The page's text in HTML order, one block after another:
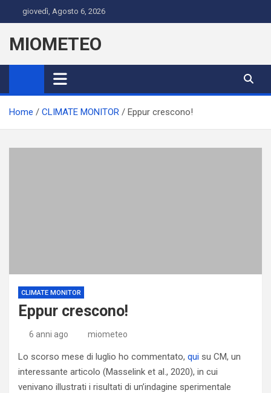
to
content
giovedì, Agosto 6, 2026
MIOMETEO
Home CLIMATE MONITOR Eppur crescono!
CLIMATE MONITOR
Eppur crescono!
6 anni ago miometeo
Lo scorso mese di luglio ho commentato, qui su CM, un
interessante articolo (Masselink et al., 2020), in cui
venivano illustrati i risultati di un’indagine sperimentale